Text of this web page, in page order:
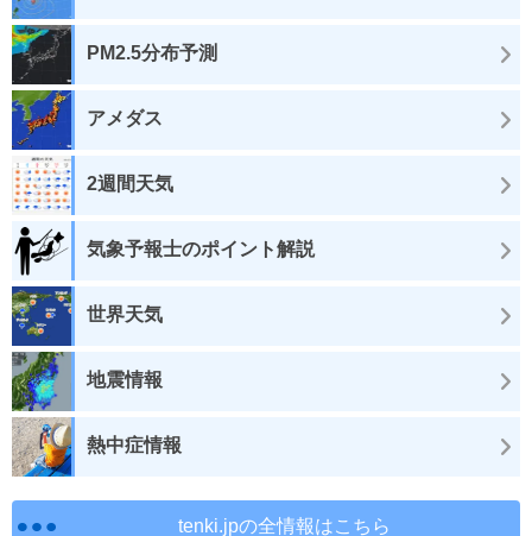
PM2.5分布予測
アメダス
2週間天気
気象予報士のポイント解説
世界天気
地震情報
熱中症情報
tenki.jpの全情報はこちら